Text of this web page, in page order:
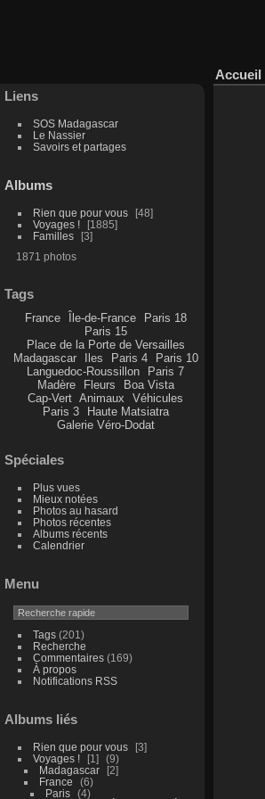
Liens
SOS Madagascar
Le Nassier
Savoirs et partages
Albums
Rien que pour vous
48
Voyages !
1885
Familles
3
1871 photos
Tags
France Île-de-France
Paris 18
Paris 15
Place de la Porte de Versailles
Madagascar
Iles Paris 4
Paris 10
Languedoc-Roussillon
Paris 7
Madère
Fleurs
Boa Vista
Cap-Vert Animaux
Véhicules
Paris 3
Haute Matsiatra
Galerie Véro-Dodat
Spéciales
Plus vues
Mieux notées
Photos au hasard
Photos récentes
Albums récents
Calendrier
Menu
Tags(201)
Recherche
Commentaires(169)
À propos
Notifications RSS
Albums liés
Rien que pour vous
3
Voyages !
1
9
Madagascar
2
France
6
Paris
4
Accueil